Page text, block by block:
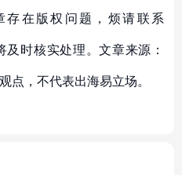
存在版权问题，烦请联系
及时核实处理。文章来源：
点，不代表出海易立场。